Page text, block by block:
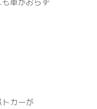
カーが